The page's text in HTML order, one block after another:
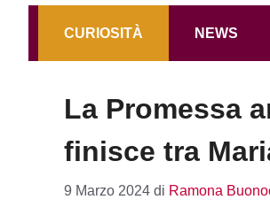
CURIOSITÀ NEWS
La Promessa
finisce tra
9 Marzo 2024 di Ramona